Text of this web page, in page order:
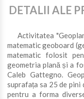
DETALII ALE
Activitatea "Geoplan
matematic geoboard
matematic folosit
geometria plană și a
Caleb Gattegno.
suprafața sa 25 de pini
pentru a forma